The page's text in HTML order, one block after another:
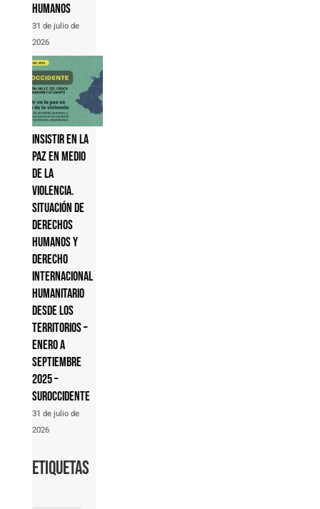
humanos
31 de julio de
2026
Insistir en la
paz en medio
de la
violencia.
Situación de
derechos
humanos y
derecho
internacional
humanitario
desde los
territorios –
Enero a
septiembre
2025 –
Suroccidente
31 de julio de
2026
Etiquetas